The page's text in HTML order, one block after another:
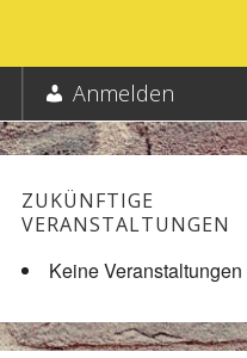
Anmelden
ZUKÜNFTIGE
VERANSTALTUNGEN
Keine Veranstaltungen